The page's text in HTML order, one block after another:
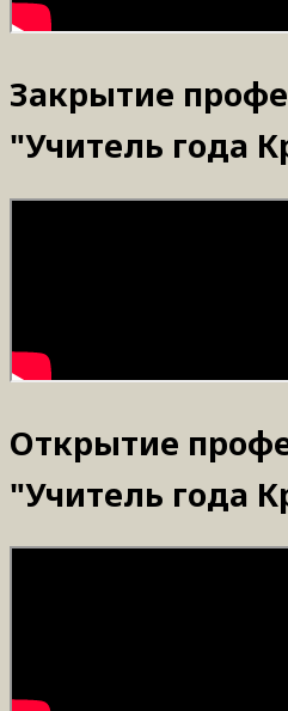
Закрытие
"Учитель года
Открытие
"Учитель года